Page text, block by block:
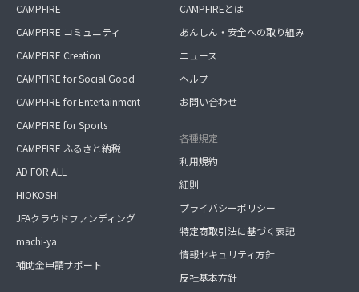
CAMPFIRE
CAMPFIRE コミュニティ
CAMPFIRE Creation
CAMPFIRE for Social Good
CAMPFIRE for Entertainment
CAMPFIRE for Sports
CAMPFIRE ふるさと納税
AD FOR ALL
HIOKOSHI
JFAクラウドファンディング
machi-ya
補助金申請サポート
CAMPFIREとは
あんしん・安全への取り組み
ニュース
ヘルプ
お問い合わせ
各種規定
利用規約
細則
プライバシーポリシー
特定商取引法に基づく表記
情報セキュリティ方針
反社基本方針